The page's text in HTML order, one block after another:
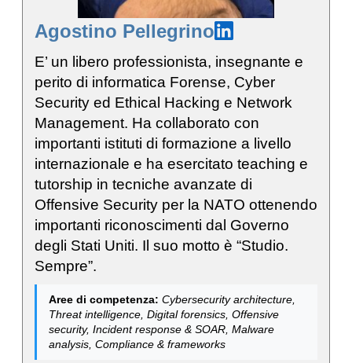
Agostino Pellegrino
E’ un libero professionista, insegnante e
perito di informatica Forense, Cyber
Security ed Ethical Hacking e Network
Management. Ha collaborato con
importanti istituti di formazione a livello
internazionale e ha esercitato teaching e
tutorship in tecniche avanzate di
Offensive Security per la NATO ottenendo
importanti riconoscimenti dal Governo
degli Stati Uniti. Il suo motto è “Studio.
Sempre”.
Aree di competenza: Cybersecurity architecture,
Threat intelligence, Digital forensics, Offensive
security, Incident response & SOAR, Malware
analysis, Compliance & frameworks